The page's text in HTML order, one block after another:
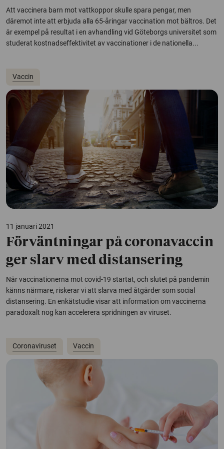
Att vaccinera barn mot vattkoppor skulle spara pengar, men
däremot inte att erbjuda alla 65-åringar vaccination mot bältros. Det
är exempel på resultat i en avhandling vid Göteborgs universitet som
studerat kostnadseffektivitet av vaccinationer i de nationella...
Vaccin
11 januari 2021
Förväntningar på coronavaccin
ger slarv med distansering
När vaccinationerna mot covid-19 startat, och slutet på pandemin
känns närmare, riskerar vi att slarva med åtgärder som social
distansering. En enkätstudie visar att information om vaccinerna
paradoxalt nog kan accelerera spridningen av viruset.
Coronaviruset Vaccin